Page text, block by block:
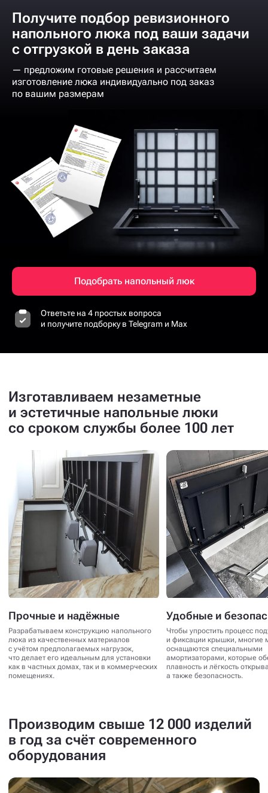
Получите подбор ревизионного
напольного люка под ваши задачи
с отгрузкой в день заказа
— предложим готовые решения и рассчитаем
изготовление люка индивидуально под заказ
по вашим размерам
Подобрать напольный люк
Ответьте на 4 простых вопроса
и получите подборку в Telegram и Max
Изготавливаем незаметные
и эстетичные напольные люки
со сроком службы более 100 лет
Прочные и надёжные
Разрабатываем конструкцию напольного
люка из качественных материалов
с учётом предполагаемых нагрузок,
что делает его идеальным для установки
как в частных домах, так и в коммерческих
помещениях.
Удобные и
Чтобы упростить процесс
и фиксации крышки, многие
оснащаются специальными
амортизаторами, которые
плавность и лёгкость
а также безопасность.
Производим свыше 12 000 изделий
в год за счёт современного
оборудования